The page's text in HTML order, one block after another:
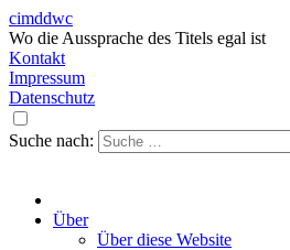
cimddwc
Wo die Aussprache des Titels egal ist
Kontakt
Impressum
Datenschutz
Suche nach:
Über
Über diese Website